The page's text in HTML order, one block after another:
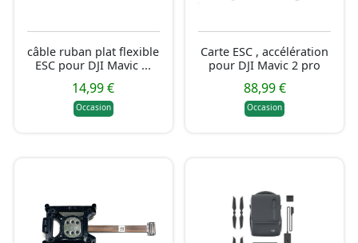
câble ruban plat flexible
ESC pour DJI Mavic ...
14,99 €
Occasion
Carte ESC , accélération
pour DJI Mavic 2 pro
88,99 €
Occasion